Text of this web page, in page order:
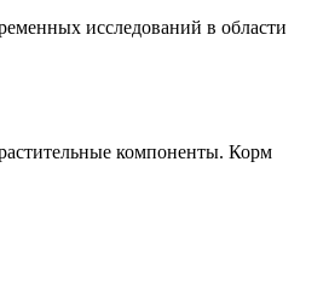
исследований в области
компоненты. Корм